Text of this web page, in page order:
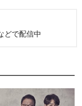
どで配信中